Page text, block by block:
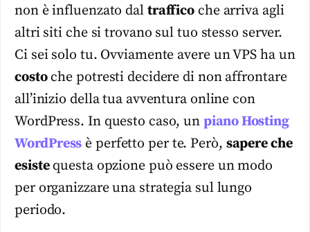
non è influenzato dal traffico che arriva agli
altri siti che si trovano sul tuo stesso server.
Ci sei solo tu. Ovviamente avere un VPS ha un
costoche potresti decidere di non affrontare
all’inizio della tua avventura online con
WordPress. In questo caso, un piano Hosting
WordPress è perfetto per te. Però, sapere che
esistequesta opzione può essere un modo
per organizzare una strategia sul lungo
periodo.